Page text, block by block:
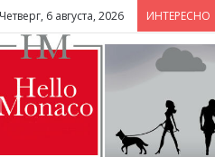
Четверг, 6 августа, 2026 ИНТЕРЕСНО